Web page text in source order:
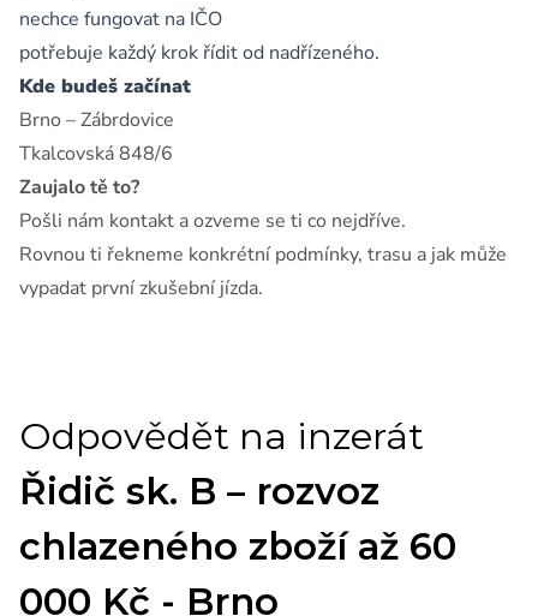
nechce fungovat na IČO
potřebuje každý krok řídit od nadřízeného.
Kde budeš začínat
Brno – Zábrdovice
Tkalcovská 848/6
Zaujalo tě to?
Pošli nám kontakt a ozveme se ti co nejdříve.
Rovnou ti řekneme konkrétní podmínky, trasu a jak může
vypadat první zkušební jízda.